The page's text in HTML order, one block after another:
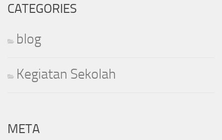
CATEGORIES
blog
Kegiatan Sekolah
META